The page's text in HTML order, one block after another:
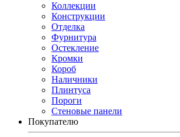
Коллекции
Конструкции
Отделка
Фурнитура
Остекление
Кромки
Короб
Наличники
Плинтуса
Пороги
Стеновые панели
Покупателю